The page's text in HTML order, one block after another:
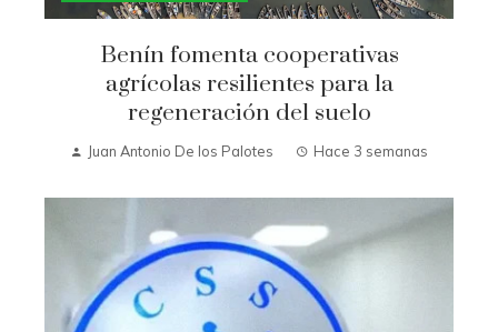
Benín fomenta cooperativas
agrícolas resilientes para la
regeneración del suelo
Juan Antonio De los Palotes Hace 3 semanas